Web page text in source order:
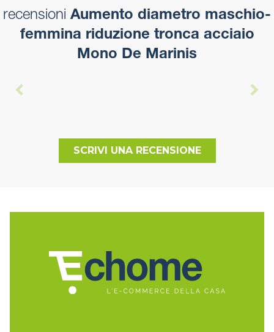
recensioni Aumento diametro maschio-
femmina riduzione tronca acciaio
Mono De Marinis
SCRIVI UNA RECENSIONE